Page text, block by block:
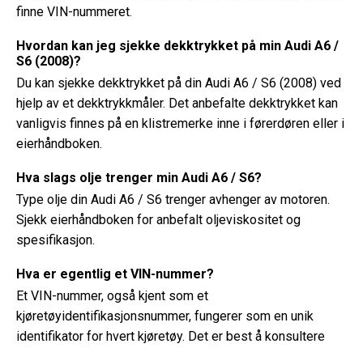
finne VIN-nummeret.
Hvordan kan jeg sjekke dekktrykket på min Audi A6 /
S6 (2008)?
Du kan sjekke dekktrykket på din Audi A6 / S6 (2008) ved
hjelp av et dekktrykkmåler. Det anbefalte dekktrykket kan
vanligvis finnes på en klistremerke inne i førerdøren eller i
eierhåndboken.
Hva slags olje trenger min Audi A6 / S6?
Type olje din Audi A6 / S6 trenger avhenger av motoren.
Sjekk eierhåndboken for anbefalt oljeviskositet og
spesifikasjon.
Hva er egentlig et VIN-nummer?
Et VIN-nummer, også kjent som et
kjøretøyidentifikasjonsnummer, fungerer som en unik
identifikator for hvert kjøretøy. Det er best å konsultere